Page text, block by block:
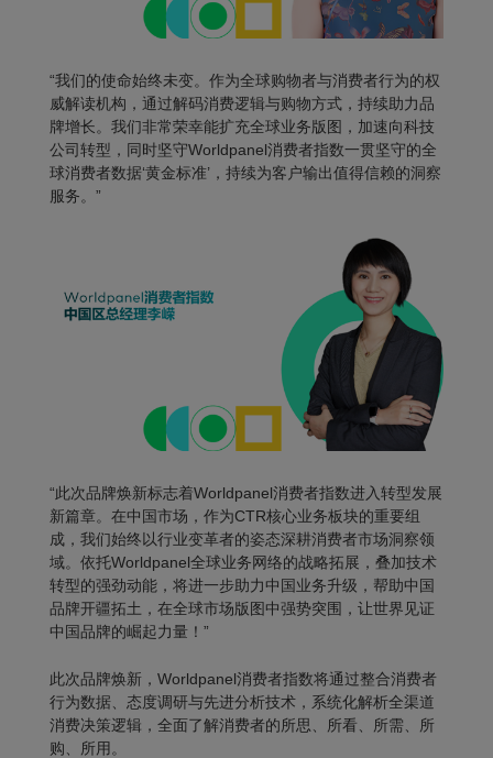
“我们的使命始终未变。作为全球购物者与消费者行为的权
威解读机构，通过解码消费逻辑与购物方式，持续助力品
牌增长。我们非常荣幸能扩充全球业务版图，加速向科技
公司转型，同时坚守Worldpanel消费者指数一贯坚守的全
球消费者数据‘黄金标准’，持续为客户输出值得信赖的洞察
服务。”
“此次品牌焕新标志着Worldpanel消费者指数进入转型发展
新篇章。在中国市场，作为CTR核心业务板块的重要组
成，我们始终以行业变革者的姿态深耕消费者市场洞察领
域。依托Worldpanel全球业务网络的战略拓展，叠加技术
转型的强劲动能，将进一步助力中国业务升级，帮助中国
品牌开疆拓土，在全球市场版图中强势突围，让世界见证
中国品牌的崛起力量！”
此次品牌焕新， Worldpanel消费者指数将通过整合消费者
行为数据、态度调研与先进分析技术， 系统化解析全渠道
消费决策逻辑 ，全面了解消费者的所思、所看、所需、所
购、所用。